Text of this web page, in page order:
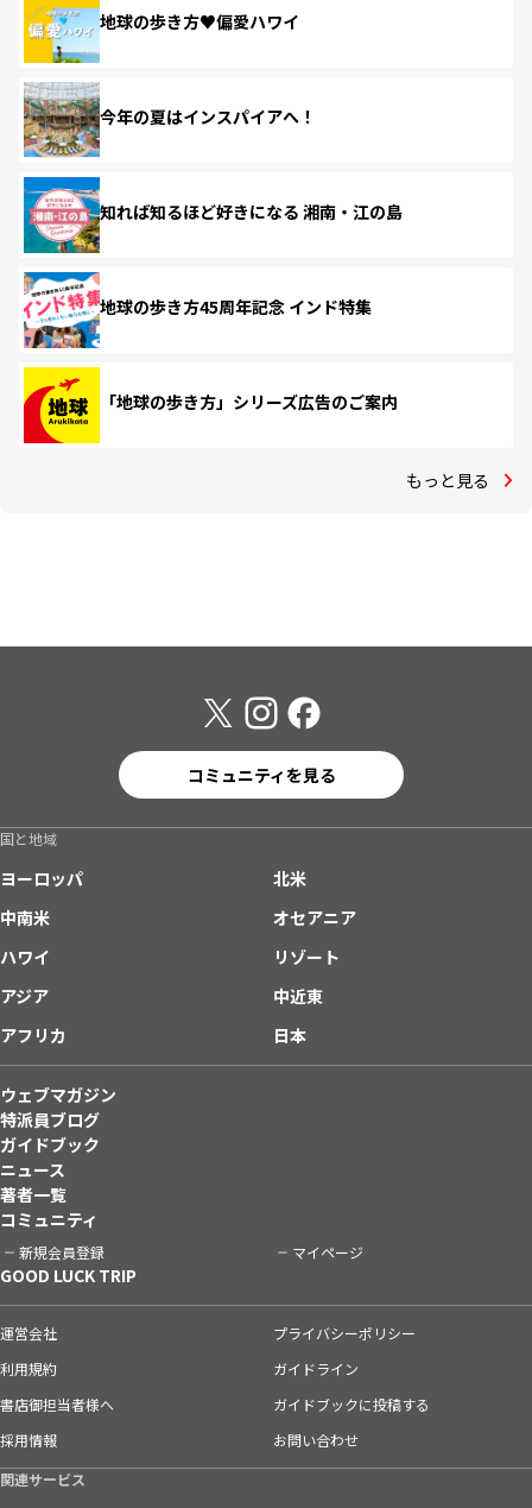
地球の歩き方♥偏愛ハワイ
今年の夏はインスパイアへ！
知れば知るほど好きになる 湘南・江の島
地球の歩き方45周年記念 インド特集
「地球の歩き方」シリーズ広告のご案内
もっと見る
コミュニティを見る
国と地域
ヨーロッパ
北米
中南米
オセアニア
ハワイ
リゾート
アジア
中近東
アフリカ
日本
ウェブマガジン
特派員ブログ
ガイドブック
ニュース
著者一覧
コミュニティ
新規会員登録 マイページ
GOOD LUCK TRIP
運営会社
プライバシーポリシー
利用規約
ガイドライン
書店御担当者様へ
ガイドブックに投稿する
採用情報
お問い合わせ
関連サービス